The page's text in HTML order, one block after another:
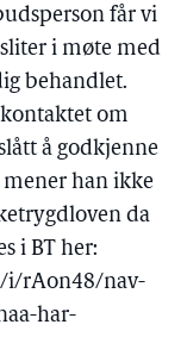
får vi
i møte med
behandlet.
om
å godkjenne
mener han ikke
da
i BT her:
i/rAon48/nav-
har-